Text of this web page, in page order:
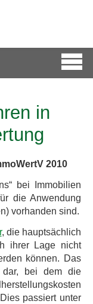
in
2010
bei Immobilien
die Anwendung
vorhanden sind.
, die hauptsächlich
ihrer Lage nicht
können. Das
dar, bei dem die
passiert unter